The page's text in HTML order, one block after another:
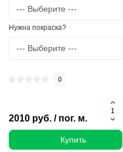
Нужна покраска?
0
2010 руб. / пог. м.
Купить